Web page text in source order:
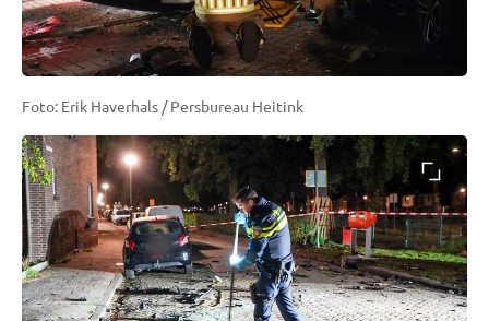
Foto: Erik Haverhals / Persbureau Heitink